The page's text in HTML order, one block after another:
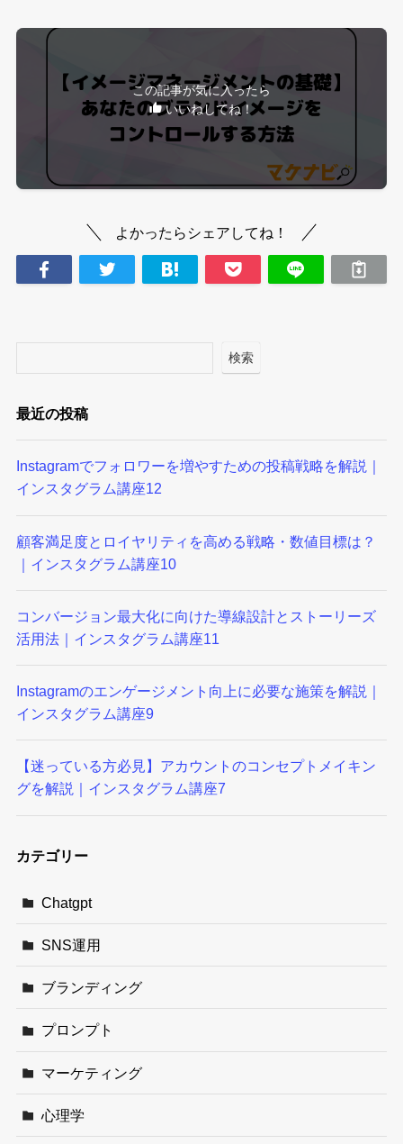
この記事が気に入ったら
いいねしてね！
よかったらシェアしてね！
検索
最近の投稿
Instagramでフォロワーを増やすための投稿戦略を解説｜
インスタグラム講座12
顧客満足度とロイヤリティを高める戦略・数値目標は？
｜インスタグラム講座10
コンバージョン最大化に向けた導線設計とストーリーズ
活用法｜インスタグラム講座11
Instagramのエンゲージメント向上に必要な施策を解説｜
インスタグラム講座9
【迷っている方必見】アカウントのコンセプトメイキン
グを解説｜インスタグラム講座7
カテゴリー
Chatgpt
SNS運用
ブランディング
プロンプト
マーケティング
心理学